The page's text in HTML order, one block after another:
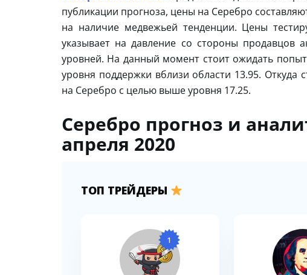
публикации прогноза, цены на Серебро
на наличие медвежьей тенденции. Цены
указывает на давление со стороны продавцов
уровней. На данный момент стоит ожидать
уровня поддержки вблизи области 13.95.
на Серебро с целью выше уровня 17.25.
Серебро прогноз и
апреля 2020
ТОП ТРЕЙДЕРЫ
1